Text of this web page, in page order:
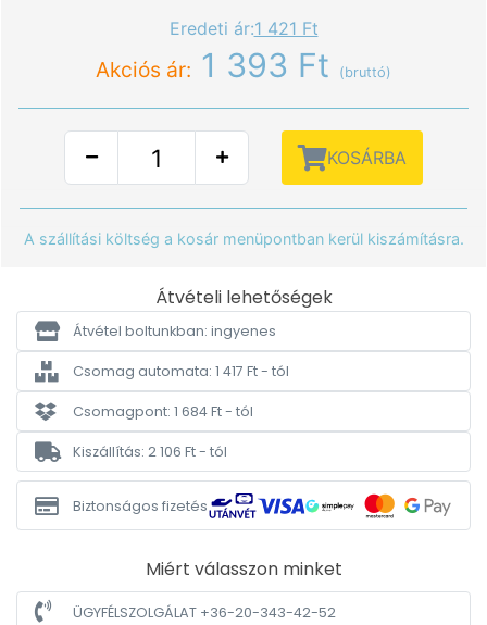
Eredeti ár:1 421 Ft
Akciós ár: 1 393 Ft (bruttó)
KOSÁRBA
A szállítási költség a kosár menüpontban kerül kiszámításra.
Átvételi lehetőségek
Átvétel boltunkban: ingyenes
Csomag automata: 1 417 Ft - tól
Csomagpont: 1 684 Ft - tól
Kiszállítás: 2 106 Ft - tól
Biztonságos fizetés
Miért válasszon minket
ÜGYFÉLSZOLGÁLAT +36-20-343-42-52